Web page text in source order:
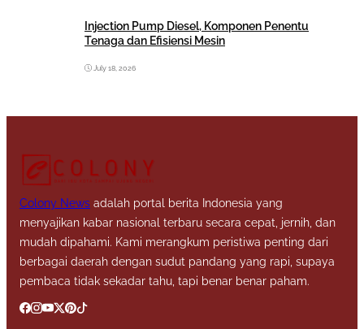
Injection Pump Diesel, Komponen Penentu
Tenaga dan Efisiensi Mesin
July 18, 2026
Colony News adalah portal berita Indonesia yang
menyajikan kabar nasional terbaru secara cepat, jernih, dan
mudah dipahami. Kami merangkum peristiwa penting dari
berbagai daerah dengan sudut pandang yang rapi, supaya
pembaca tidak sekadar tahu, tapi benar benar paham.